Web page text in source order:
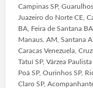
Campinas SP,
Juazeiro do Norte CE,
BA, Feira de Santana
Manaus. AM, Santana
Caracas Venezuela,
Tatuí SP, Várzea
Poá SP, Ourinhos SP,
Claro SP,